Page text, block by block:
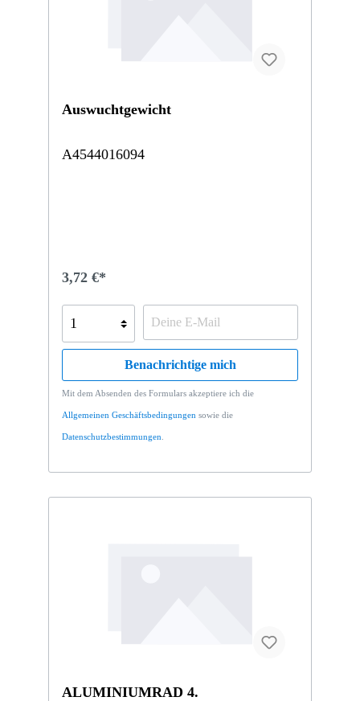
Auswuchtgewicht
A4544016094
3,72 €*
Benachrichtige mich
Mit dem Absenden des Formulars akzeptiere ich die
Allgemeinen Geschäftsbedingungen sowie die
Datenschutzbestimmungen
ALUMINIUMRAD 4.